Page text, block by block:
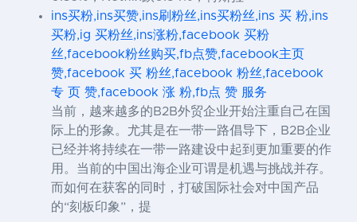
ins买粉,ins买赞,ins刷粉丝,ins买粉丝,ins 买 粉,ins
买粉,ig 买粉丝,ins涨粉,facebook 买粉
丝,facebook粉丝购买,fb点赞,facebook主页
赞,facebook 买 粉丝,facebook 粉丝,facebook
专 页 赞,facebook 涨 粉,fb点 赞 服务
当前，越来越多的B2B外贸企业开始注重自己在国
际上的形象。尤其是在一带一路倡导下，B2B企业
已经并将持续在一带一路建设中起到更加重要的作
用。当前的中国出海企业可谓是机遇与挑战并存。
而如何在获客的同时，打破国际社会对中国产品
的“刻板印象”，提